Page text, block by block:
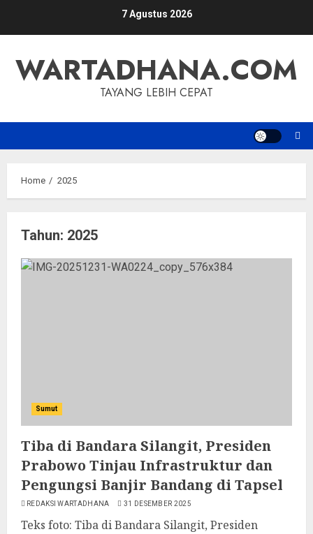
7 Agustus 2026
WARTADHANA.COM
TAYANG LEBIH CEPAT
Home 2025
Tahun: 2025
Sumut
Tiba di Bandara Silangit, Presiden
Prabowo Tinjau Infrastruktur dan
Pengungsi Banjir Bandang di Tapsel
REDAKSI WARTADHANA 31 DESEMBER 2025
Teks foto: Tiba di Bandara Silangit, Presiden